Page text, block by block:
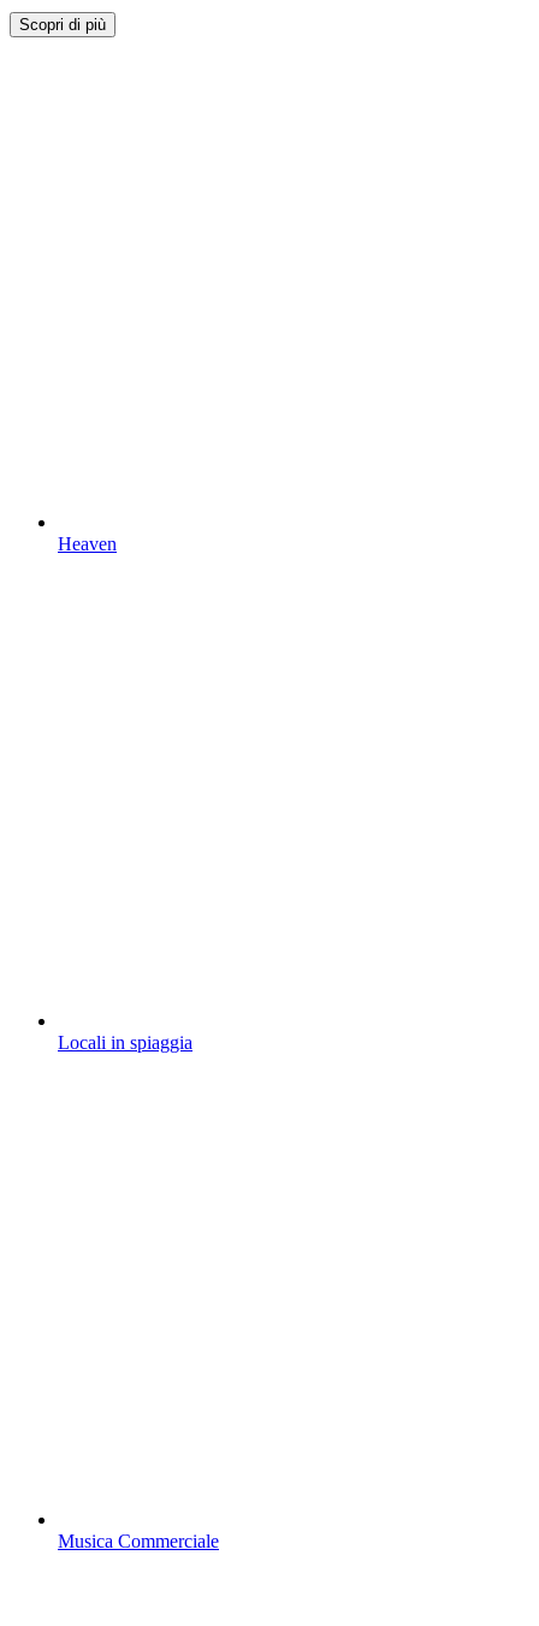
Scopri di più
Heaven
Locali in spiaggia
Musica Commerciale